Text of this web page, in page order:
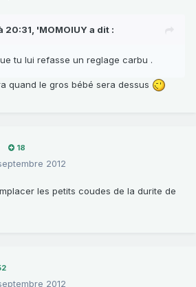
20:31, 'MOMOIUY a dit :
tu lui refasse un reglage carbu .
quand le gros bébé sera dessus
18
2012
les petits coudes de la durite de
2012